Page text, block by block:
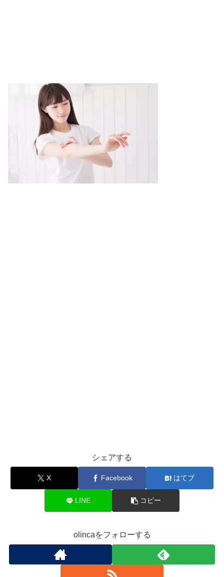
シェアする
X Facebook はてブ
LINE コピー
olincaをフォローする